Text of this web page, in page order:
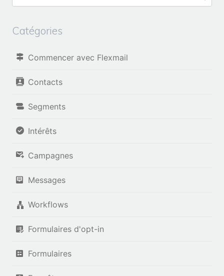
Catégories
Commencer avec Flexmail
Contacts
Segments
Intérêts
Campagnes
Messages
Workflows
Formulaires d'opt-in
Formulaires